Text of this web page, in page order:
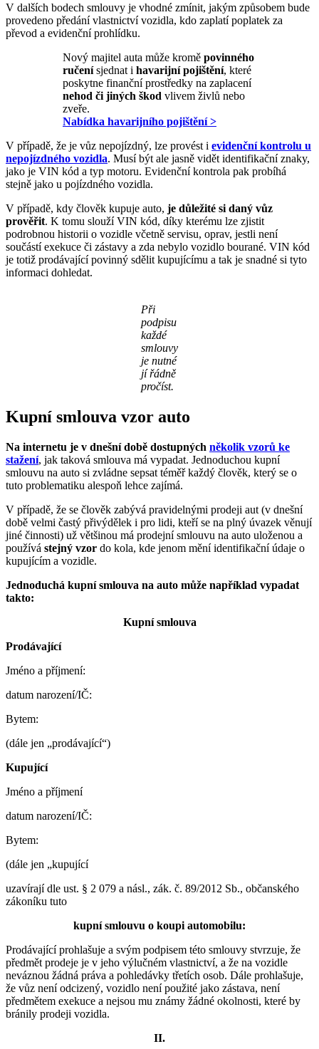
V dalších bodech smlouvy je vhodné zmínit, jakým způsobem bude
provedeno předání vlastnictví vozidla, kdo zaplatí poplatek za
převod a evidenční prohlídku.
Nový majitel auta může kromě povinného
ručenísjednat i havarijní pojištění, které
poskytne finanční prostředky na zaplacení
nehod či jiných škod vlivem živlů nebo
zveře.
Nabídka havarijního pojištění >
V případě, že je vůz nepojízdný, lze provést i evidenční kontrolu u
nepojízdného vozidla. Musí být ale jasně vidět identifikační znaky,
jako je VIN kód a typ motoru. Evidenční kontrola pak probíhá
stejně jako u pojízdného vozidla.
V případě, kdy člověk kupuje auto, je důležité si daný vůz
prověřit. K tomu slouží VIN kód, díky kterému lze zjistit
podrobnou historii o vozidle včetně servisu, oprav, jestli není
součástí exekuce či zástavy a zda nebylo vozidlo bourané. VIN kód
je totiž prodávající povinný sdělit kupujícímu a tak je snadné si tyto
informaci dohledat.
Při
podpisu
každé
smlouvy
je nutné
jí řádně
pročíst.
Kupní smlouva vzor auto
Na internetu je v dnešní době dostupných několik vzorů ke
stažení, jak taková smlouva má vypadat. Jednoduchou kupní
smlouvu na auto si zvládne sepsat téměř každý člověk, který se o
tuto problematiku alespoň lehce zajímá.
V případě, že se člověk zabývá pravidelnými prodeji aut (v dnešní
době velmi častý přivýdělek i pro lidi, kteří se na plný úvazek věnují
jiné činnosti) už většinou má prodejní smlouvu na auto uloženou a
používá stejný vzor do kola, kde jenom mění identifikační údaje o
kupujícím a vozidle.
Jednoduchá kupní smlouva na auto může například vypadat
takto:
Kupní smlouva
Prodávající
Jméno a příjmení:
datum narození/IČ:
Bytem:
(dále jen „prodávající“)
Kupující
Jméno a příjmení
datum narození/IČ:
Bytem:
(dále jen „kupující
uzavírají dle ust. § 2 079 a násl., zák. č. 89/2012 Sb., občanského
zákoníku tuto
kupní smlouvu o koupi automobilu:
Prodávající prohlašuje a svým podpisem této smlouvy stvrzuje, že
předmět prodeje je v jeho výlučném vlastnictví, a že na vozidle
neváznou žádná práva a pohledávky třetích osob. Dále prohlašuje,
že vůz není odcizený, vozidlo není použité jako zástava, není
předmětem exekuce a nejsou mu známy žádné okolnosti, které by
bránily prodeji vozidla.
II.